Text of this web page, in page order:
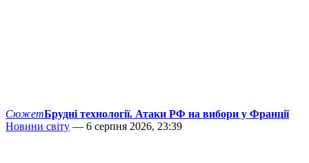
СюжетБрудні технології. Атаки РФ на вибори у Франції
Новини світу — 6 серпня 2026, 23:39